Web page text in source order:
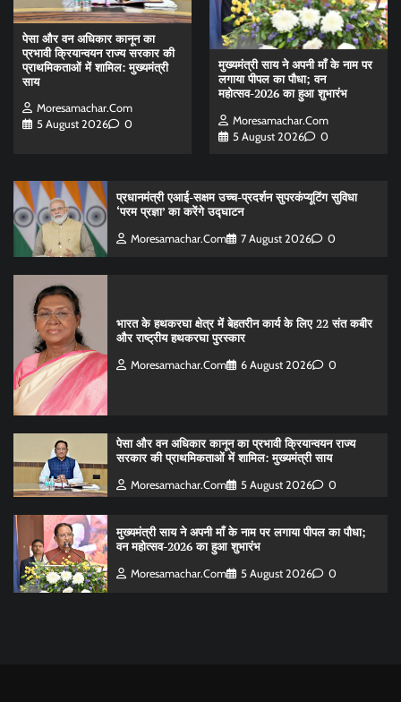
पेसा और वन अधिकार कानून का
प्रभावी क्रियान्वयन राज्य सरकार की
प्राथमिकताओं में शामिल: मुख्यमंत्री
साय
Moresamachar.com
5 August 2026
0
मुख्यमंत्री साय ने अपनी माँ के नाम पर
लगाया पीपल का पौधा; वन
महोत्सव-2026 का हुआ शुभारंभ
Moresamachar.com
5 August 2026
0
प्रधानमंत्री एआई-सक्षम उच्च-प्रदर्शन सुपरकंप्यूटिंग सुविधा
‘परम प्रज्ञा’ का करेंगे उद्घाटन
Moresamachar.com 7 August 2026 0
भारत के हथकरघा क्षेत्र में बेहतरीन कार्य के लिए 22 संत कबीर
और राष्ट्रीय हथकरघा पुरस्कार
Moresamachar.com 6 August 2026 0
पेसा और वन अधिकार कानून का प्रभावी क्रियान्वयन राज्य
सरकार की प्राथमिकताओं में शामिल: मुख्यमंत्री साय
Moresamachar.com 5 August 2026 0
मुख्यमंत्री साय ने अपनी माँ के नाम पर लगाया पीपल का पौधा;
वन महोत्सव-2026 का हुआ शुभारंभ
Moresamachar.com 5 August 2026 0